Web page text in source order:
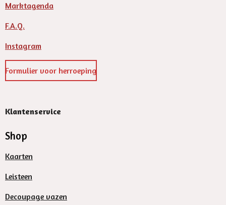
Marktagenda
F.A.Q.
Instagram
Formulier voor herroeping
Klantenservice
Shop
Kaarten
Leisteen
Decoupage vazen